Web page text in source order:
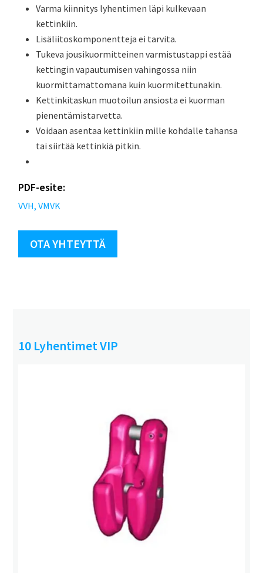
Varma kiinnitys lyhentimen läpi kulkevaan
kettinkiin.
Lisäliitoskomponentteja ei tarvita.
Tukeva jousikuormitteinen varmistustappi estää
kettingin vapautumisen vahingossa niin
kuormittamattomana kuin kuormitettunakin.
Kettinkitaskun muotoilun ansiosta ei kuorman
pienentämistarvetta.
Voidaan asentaa kettinkiin mille kohdalle tahansa
tai siirtää kettinkiä pitkin.
PDF-esite:
VVH, VMVK
OTA YHTEYTTÄ
10 Lyhentimet VIP